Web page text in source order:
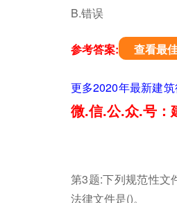
B.错误
参考答案: 查看最
更多2020年最新建
微.信.公.众.号：
第3题:下列规范性文
法律文件是()。